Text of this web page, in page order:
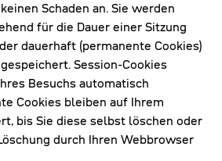
Schaden an. Sie werden
für die Dauer einer Sitzung
dauerhaft (permanente Cookies)
Session-Cookies
Besuchs automatisch
Cookies bleiben auf Ihrem
bis Sie diese selbst löschen oder
durch Ihren Webbrowser